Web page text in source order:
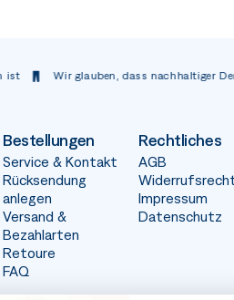
Wir glauben, dass nachhaltiger Denim
Bestellungen
Service & Kontakt
Rücksendung
anlegen
Versand &
Bezahlarten
Retoure
FAQ
Rechtliches
AGB
Impressum
Datenschutz